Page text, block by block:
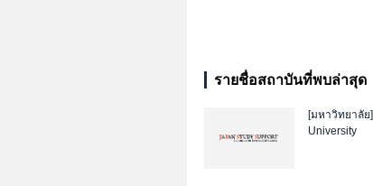
รายชื่อสถาบันที่พบล่าสุด
[มหาวิทยาลัย]
University